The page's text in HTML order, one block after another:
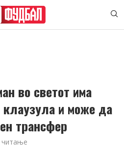
во светот има
и може да
трансфер
читање